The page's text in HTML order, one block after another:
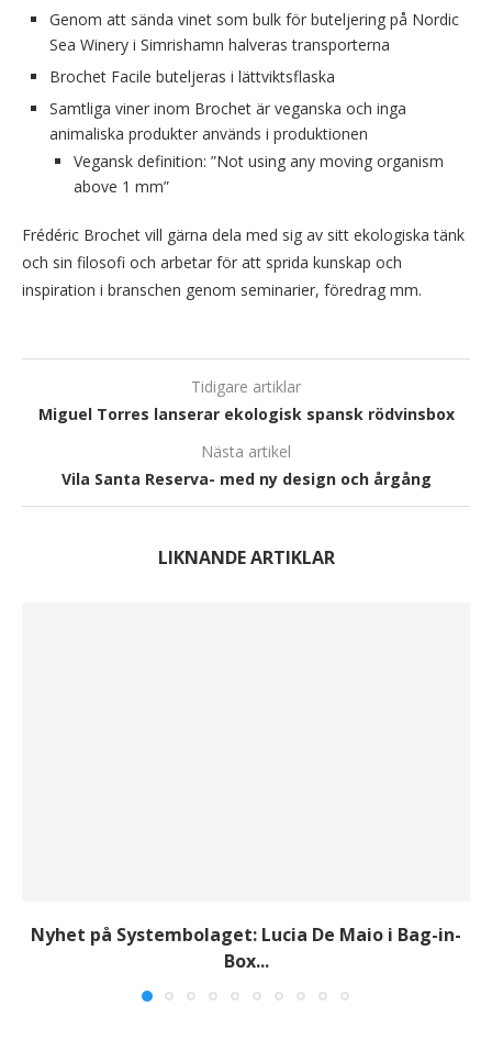
Genom att sända vinet som bulk för buteljering på Nordic
Sea Winery i Simrishamn halveras transporterna
Brochet Facile buteljeras i lättviktsflaska
Samtliga viner inom Brochet är veganska och inga
animaliska produkter används i produktionen
Vegansk definition: ”Not using any moving organism
above 1 mm”
Frédéric Brochet vill gärna dela med sig av sitt ekologiska tänk
och sin filosofi och arbetar för att sprida kunskap och
inspiration i branschen genom seminarier, föredrag mm.
Tidigare artiklar
Miguel Torres lanserar ekologisk spansk rödvinsbox
Nästa artikel
Vila Santa Reserva- med ny design och årgång
LIKNANDE ARTIKLAR
Nyhet på Systembolaget: Lucia De Maio i Bag-in-
Box...